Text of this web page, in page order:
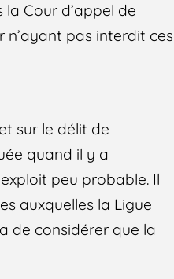
Cour d’appel de
n’ayant pas interdit ces
sur le délit de
quand il y a
peu probable. Il
auxquelles la Ligue
de considérer que la